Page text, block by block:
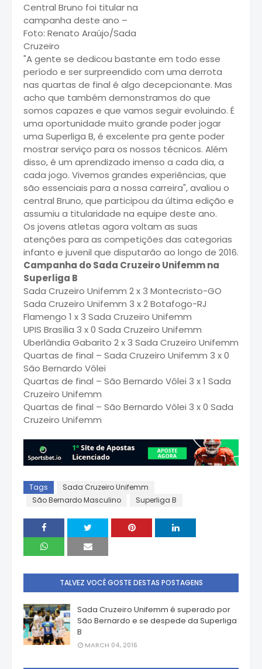
Central Bruno foi titular na
campanha deste ano –
Foto: Renato Araújo/Sada
Cruzeiro
"A gente se dedicou bastante em todo esse
período e ser surpreendido com uma derrota
nas quartas de final é algo decepcionante. Mas
acho que também demonstramos do que
somos capazes e que vamos seguir evoluindo. É
uma oportunidade muito grande poder jogar
uma Superliga B, é excelente pra gente poder
mostrar serviço para os nossos técnicos. Além
disso, é um aprendizado imenso a cada dia, a
cada jogo. Vivemos grandes experiências, que
são essenciais para a nossa carreira", avaliou o
central Bruno, que participou da última edição e
assumiu a titularidade na equipe deste ano.
Os jovens atletas agora voltam as suas
atenções para as competições das categorias
infanto e juvenil que disputarão ao longo de 2016.
Campanha do Sada Cruzeiro Unifemm na
Superliga B
Sada Cruzeiro Unifemm 2 x 3 Montecristo-GO
Sada Cruzeiro Unifemm 3 x 2 Botafogo-RJ
Flamengo 1 x 3 Sada Cruzeiro Unifemm
UPIS Brasília 3 x 0 Sada Cruzeiro Unifemm
Uberlândia Gabarito 2 x 3 Sada Cruzeiro Unifemm
Quartas de final – Sada Cruzeiro Unifemm 3 x 0
São Bernardo Vôlei
Quartas de final – São Bernardo Vôlei 3 x 1 Sada
Cruzeiro Unifemm
Quartas de final – São Bernardo Vôlei 3 x 0 Sada
Cruzeiro Unifemm
Tags
Sada Cruzeiro Unifemm
São Bernardo Masculino
Superliga B
TALVEZ VOCÊ GOSTE DESTAS POSTAGENS
Sada Cruzeiro Unifemm é superado por
São Bernardo e se despede da Superliga
B
MARCH 04, 2016